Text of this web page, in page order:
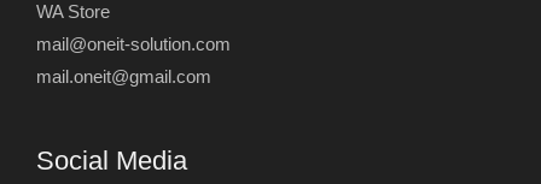
WA Store
mail@oneit-solution.com
mail.oneit@gmail.com
Social Media